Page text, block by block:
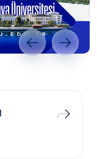
Önceki slayt